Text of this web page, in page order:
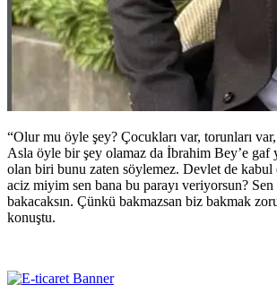
“Olur mu öyle şey? Çocukları var, torunları
Asla öyle bir şey olamaz da İbrahim Bey’e gaf
olan biri bunu zaten söylemez. Devlet de kabul
aciz miyim sen bana bu parayı veriyorsun? Sen
bakacaksın. Çünkü bakmazsan biz bakmak
konuştu.